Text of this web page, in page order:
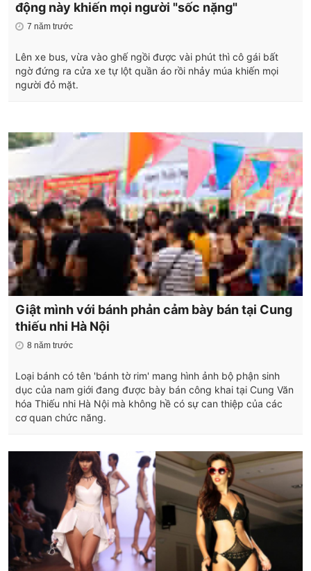
động này khiến mọi người "sốc nặng"
7 năm trước
Lên xe bus, vừa vào ghế ngồi được vài phút thì cô gái bất
ngờ đứng ra cửa xe tự lột quần áo rồi nhảy múa khiến mọi
người đỏ mặt.
Giật mình với bánh phản cảm bày bán tại Cung
thiếu nhi Hà Nội
8 năm trước
Loại bánh có tên 'bánh tờ rim' mang hình ảnh bộ phận sinh
dục của nam giới đang được bày bán công khai tại Cung Văn
hóa Thiếu nhi Hà Nội mà không hề có sự can thiệp của các
cơ quan chức năng.